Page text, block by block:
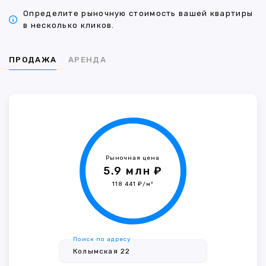
Определите рыночную стоимость вашей квартиры
в несколько кликов.
ПРОДАЖА АРЕНДА
Рыночная цена
5.9 млн ₽
118 441 ₽/м²
Поиск по адресу